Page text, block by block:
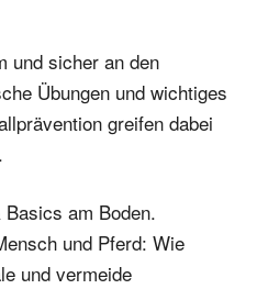
und sicher an den
Übungen und wichtiges
greifen dabei
am Boden.
und Pferd: Wie
und vermeide